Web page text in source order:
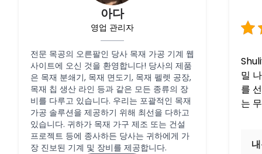
아다
영업 관리자
전문 목공의 오른팔인 당사 목재 가공 기계 웹
사이트에 오신 것을 환영합니다! 당사의 제품
은 목재 분쇄기, 목재 면도기, 목재 펠렛 공장,
목재 칩 생산 라인 등과 같은 모든 종류의 장
비를 다루고 있습니다. 우리는 포괄적인 목재
가공 솔루션을 제공하기 위해 최선을 다하고
있습니다. 귀하가 목재 가구 제조 또는 건설
프로젝트 등에 종사하든 당사는 귀하에게 가
장 진보된 기계 및 장비를 제공합니다.
밀
를
는